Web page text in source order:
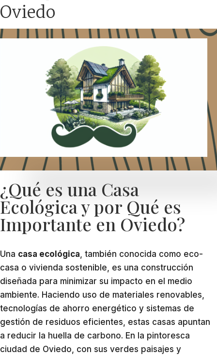
Oviedo
¿Qué es una Casa
Ecológica y por Qué es
Importante en Oviedo?
Una casa ecológica, también conocida como eco-
casa o vivienda sostenible, es una construcción
diseñada para minimizar su impacto en el medio
ambiente. Haciendo uso de materiales renovables,
tecnologías de ahorro energético y sistemas de
gestión de residuos eficientes, estas casas apuntan
a reducir la huella de carbono. En la pintoresca
ciudad de Oviedo, con sus verdes paisajes y